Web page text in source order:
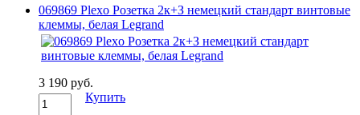
069869 Plexo Розетка 2к+З немецкий стандарт винтовые
клеммы, белая Legrand
3 190 руб.
Купить